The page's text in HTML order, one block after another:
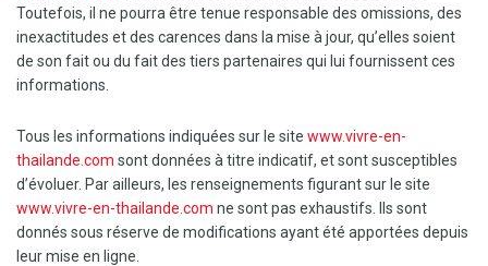
Toutefois, il ne pourra être tenue responsable des omissions, des
inexactitudes et des carences dans la mise à jour, qu’elles soient
de son fait ou du fait des tiers partenaires qui lui fournissent ces
informations.
Tous les informations indiquées sur le site www.vivre-en-
thailande.com sont données à titre indicatif, et sont susceptibles
d’évoluer. Par ailleurs, les renseignements figurant sur le site
www.vivre-en-thailande.com ne sont pas exhaustifs. Ils sont
donnés sous réserve de modifications ayant été apportées depuis
leur mise en ligne.